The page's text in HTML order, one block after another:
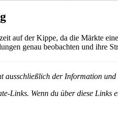
auf der Kippe, da die Märkte
genau beobachten und ihre
ausschließlich der Information
Links. Wenn du über diese Links